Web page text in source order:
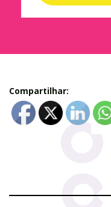
Compartilhar: